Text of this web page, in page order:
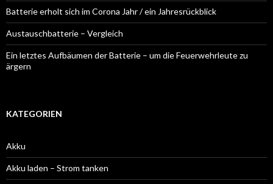
Batterie erholt sich im Corona Jahr / ein Jahresrückblick
Austauschbatterie – Vergleich
Ein letztes Aufbäumen der Batterie – um die Feuerwehrleute zu
ärgern
KATEGORIEN
Akku
Akku laden – Strom tanken